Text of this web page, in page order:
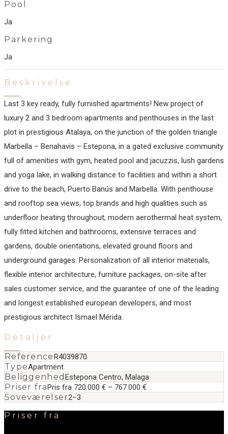
Pool
Ja
Parkering
Ja
Beskrivelse
Last 3 key ready, fully furnished apartments! New project of
luxury 2 and 3 bedroom apartments and penthouses in the last
plot in prestigious Atalaya, on the junction of the golden triangle
Marbella – Benahavis – Estepona, in a gated exclusive community
full of amenities with gym, heated pool and jacuzzis, lush gardens
and yoga lake, in walking distance to facilities and within a short
drive to the beach, Puerto Banús and Marbella. With penthouse
and rooftop sea views, top brands and high qualities such as
underfloor heating throughout, modern aerothermal heat system,
fully fitted kitchen and bathrooms, extensive terraces and
gardens, double orientations, elevated ground floors and
underground garages. Personalization of all interior materials,
‌flexible ‌interior ‌architecture, ‌furniture ‌packages, on-site ‌after
‌sales customer ‌service, and the ‌guarantee ‌of ‌one of ‌the ‌leading
‌and longest ‌established european developers, ‌and ‌most
‌prestigious ‌architect ‌Ismael ‌Mérida.
Detaljer
ReferenceR4039870
TypeApartment
BeliggenhedEstepona Centro, Malaga
Priser fraPris fra 720.000 € – 767.000 €
Soveværelser2–3
Priser fra